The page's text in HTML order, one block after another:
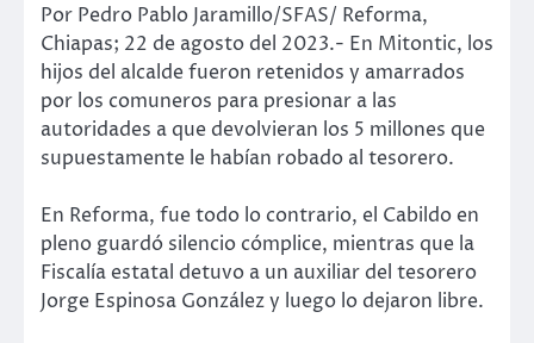
Por Pedro Pablo Jaramillo/SFAS/ Reforma,
Chiapas; 22 de agosto del 2023.- En Mitontic, los
hijos del alcalde fueron retenidos y amarrados
por los comuneros para presionar a las
autoridades a que devolvieran los 5 millones que
supuestamente le habían robado al tesorero.
En Reforma, fue todo lo contrario, el Cabildo en
pleno guardó silencio cómplice, mientras que la
Fiscalía estatal detuvo a un auxiliar del tesorero
Jorge Espinosa González y luego lo dejaron libre.